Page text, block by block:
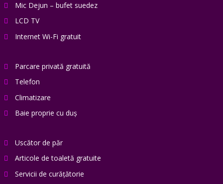
Mic Dejun – bufet suedez
LCD TV
Internet Wi-Fi gratuit
Parcare privată gratuită
Telefon
Climatizare
Baie proprie cu duș
Uscător de păr
Articole de toaletă gratuite
Servicii de curățătorie